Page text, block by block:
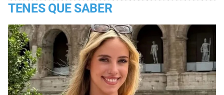
TENES QUE SABER